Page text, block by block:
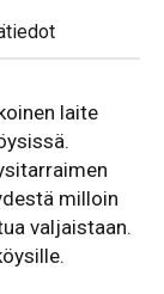
laite
milloin
valjaistaan.